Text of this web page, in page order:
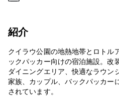
紹介
クイラウ公園の地熱地帯とロトル
ックパッカー向けの宿泊施設。改
ダイニングエリア、快適なラウン
家族、カップル、バッ​​クパッカー
されています。